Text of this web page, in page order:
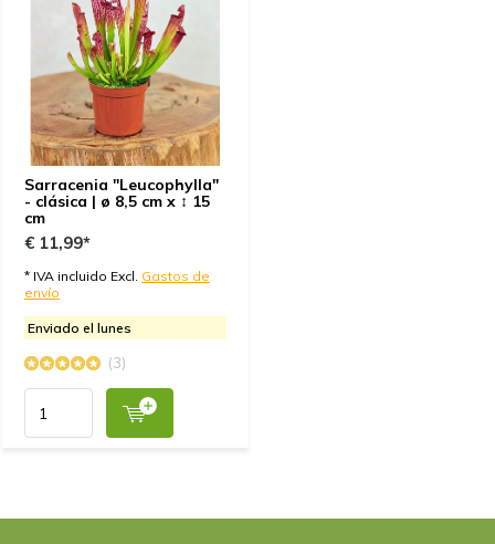
Sarracenia "Leucophylla"
- clásica | ø 8,5 cm x ↕ 15
cm
€ 11,99*
* IVA incluido Excl. Gastos de
envío
Enviado el lunes
(3)